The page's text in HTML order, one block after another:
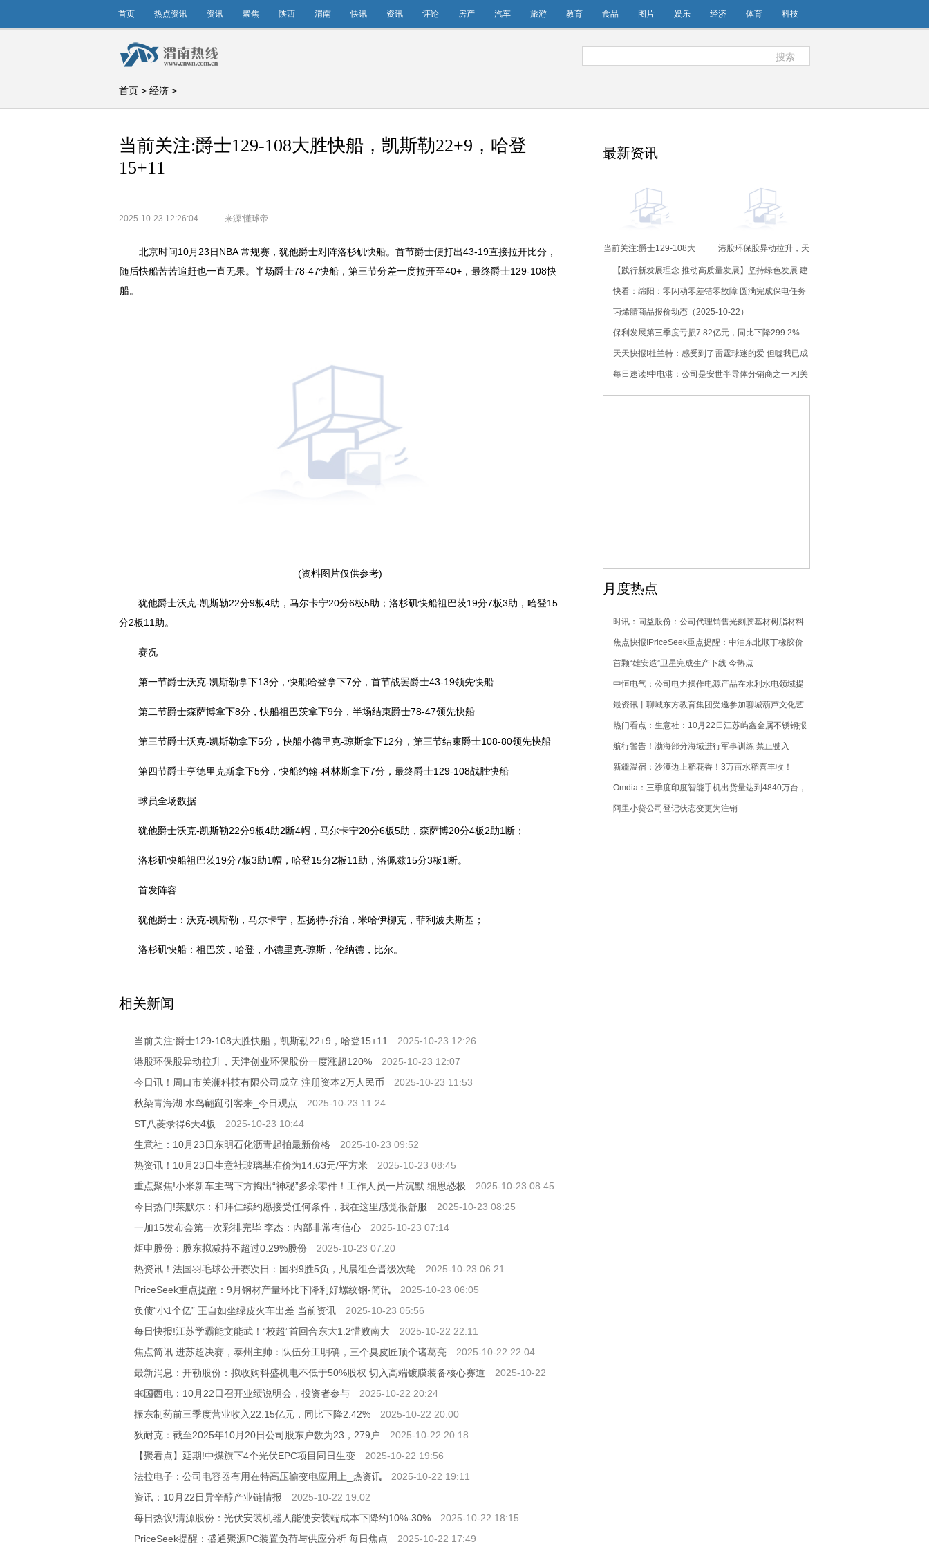
首页 热点资讯 资讯 聚焦 陕西 渭南 快讯 资讯 评论 房产 汽车 旅游 教育 食品 图片 娱乐 经济 体育 科技
搜索
首页 > 经济 >
当前关注:爵士129-108大胜快船，凯斯勒22+9，哈登
15+11
2025-10-23 12:26:04 来源:懂球帝
北京时间10月23日NBA 常规赛，犹他爵士对阵洛杉矶快船。首节爵士便打出43-19直接拉开比分，
随后快船苦苦追赶也一直无果。半场爵士78-47快船，第三节分差一度拉开至40+，最终爵士129-108快
船。
(资料图片仅供参考)
犹他爵士沃克-凯斯勒22分9板4助，马尔卡宁20分6板5助；洛杉矶快船祖巴茨19分7板3助，哈登15
分2板11助。
赛况
第一节爵士沃克-凯斯勒拿下13分，快船哈登拿下7分，首节战罢爵士43-19领先快船
第二节爵士森萨博拿下8分，快船祖巴茨拿下9分，半场结束爵士78-47领先快船
第三节爵士沃克-凯斯勒拿下5分，快船小德里克-琼斯拿下12分，第三节结束爵士108-80领先快船
第四节爵士亨德里克斯拿下5分，快船约翰-科林斯拿下7分，最终爵士129-108战胜快船
球员全场数据
犹他爵士沃克-凯斯勒22分9板4助2断4帽，马尔卡宁20分6板5助，森萨博20分4板2助1断；
洛杉矶快船祖巴茨19分7板3助1帽，哈登15分2板11助，洛佩兹15分3板1断。
首发阵容
犹他爵士：沃克-凯斯勒，马尔卡宁，基扬特-乔治，米哈伊柳克，菲利波夫斯基；
洛杉矶快船：祖巴茨，哈登，小德里克-琼斯，伦纳德，比尔。
相关新闻
当前关注:爵士129-108大胜快船，凯斯勒22+9，哈登15+11
2025-10-23 12:26
港股环保股异动拉升，天津创业环保股份一度涨超120%
2025-10-23 12:07
今日讯！周口市关澜科技有限公司成立 注册资本2万人民币
2025-10-23 11:53
秋染青海湖 水鸟翩跹引客来_今日观点
2025-10-23 11:24
ST八菱录得6天4板
2025-10-23 10:44
生意社：10月23日东明石化沥青起拍最新价格
2025-10-23 09:52
热资讯！10月23日生意社玻璃基准价为14.63元/平方米
2025-10-23 08:45
重点聚焦!小米新车主驾下方掏出“神秘”多余零件！工作人员一片沉默 细思恐极
2025-10-23 08:45
今日热门!莱默尔：和拜仁续约愿接受任何条件，我在这里感觉很舒服
2025-10-23 08:25
一加15发布会第一次彩排完毕 李杰：内部非常有信心
2025-10-23 07:14
炬申股份：股东拟减持不超过0.29%股份
2025-10-23 07:20
热资讯！法国羽毛球公开赛次日：国羽9胜5负，凡晨组合晋级次轮
2025-10-23 06:21
PriceSeek重点提醒：9月钢材产量环比下降利好螺纹钢-简讯
2025-10-23 06:05
负债“小1个亿” 王自如坐绿皮火车出差 当前资讯
2025-10-23 05:56
每日快报!江苏学霸能文能武！“校超”首回合东大1:2惜败南大
2025-10-22 22:11
焦点简讯:进苏超决赛，泰州主帅：队伍分工明确，三个臭皮匠顶个诸葛亮
2025-10-22 22:04
最新消息：开勒股份：拟收购科盛机电不低于50%股权 切入高端镀膜装备核心赛道
2025-10-22
20:50
中国西电：10月22日召开业绩说明会，投资者参与
2025-10-22 20:24
振东制药前三季度营业收入22.15亿元，同比下降2.42%
2025-10-22 20:00
狄耐克：截至2025年10月20日公司股东户数为23，279户
2025-10-22 20:18
【聚看点】延期!中煤旗下4个光伏EPC项目同日生变
2025-10-22 19:56
法拉电子：公司电容器有用在特高压输变电应用上_热资讯
2025-10-22 19:11
资讯：10月22日异辛醇产业链情报
2025-10-22 19:02
每日热议!清源股份：光伏安装机器人能使安装端成本下降约10%-30%
2025-10-22 18:15
PriceSeek提醒：盛通聚源PC装置负荷与供应分析 每日焦点
2025-10-22 17:49
最新资讯
当前关注:爵士129-108大
哈登15+11
港股环保股异动拉升，天
120%
【践行新发展理念 推动高质量发展】坚持绿色发展 建
设美丽中国
快看：绵阳：零闪动零差错零故障 圆满完成保电任务
丙烯腈商品报价动态（2025-10-22）
保利发展第三季度亏损7.82亿元，同比下降299.2%
天天快报!杜兰特：感受到了雷霆球迷的爱 但嘘我已成
为球队文化的一部分
每日速读!中电港：公司是安世半导体分销商之一 相关
产品线收入占公司整体收入比例较小
月度热点
时讯：同益股份：公司代理销售光刻胶基材树脂材料
目前销售占比较小
焦点快报!PriceSeek重点提醒：中油东北顺丁橡胶价
格上调200元
首颗“雄安造”卫星完成生产下线 今热点
中恒电气：公司电力操作电源产品在水利水电领域提
供相关服务 速递
最资讯丨聊城东方教育集团受邀参加聊城葫芦文化艺
术节开幕式
热门看点：生意社：10月22日江苏屿鑫金属不锈钢报
价下跌
航行警告！渤海部分海域进行军事训练 禁止驶入
新疆温宿：沙漠边上稻花香！3万亩水稻喜丰收！
Omdia：三季度印度智能手机出货量达到4840万台，
vivo成销冠 热头条
阿里小贷公司登记状态变更为注销